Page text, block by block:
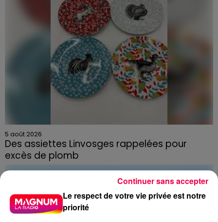
5 août 2026
Des assiettes Linvosges rappelées pour
excès de plomb
Du plomb a été détecté dans deux assiettes en
céramique vendues entre 2020 et 2022 par Linvosges.
Le respect de votre vie privée est notre
priorité
Continuer sans accepter